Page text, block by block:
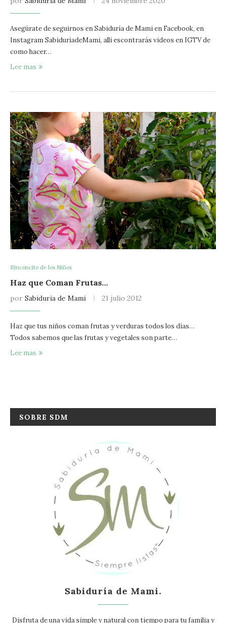
Asegúrate de seguirnos en Sabiduría de Mami en Facebook, en
Instagram SabiduríadeMami, allí escontrarás videos en IGTV de
como hacer…
Lee mas
Rinconcito de los Niños
Haz que Coman Frutas…
por Sabiduria de Mami 21 julio 2012
Haz que tus niños coman frutas y verduras todos los días…
Todos sabemos que las frutas y vegetales son parte…
Lee mas
SOBRE SDM
Sabiduría de Mami.
Disfruta de una vida simple y natural con tiempo para tu familia y